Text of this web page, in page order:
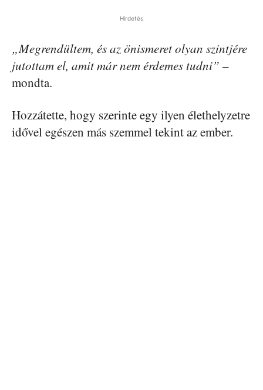
Hirdetés
„Megrendültem, és az önismeret olyan szintjére
jutottam el, amit már nem érdemes tudni” –
mondta.
Hozzátette, hogy szerinte egy ilyen élethelyzetre
idővel egészen más szemmel tekint az ember.